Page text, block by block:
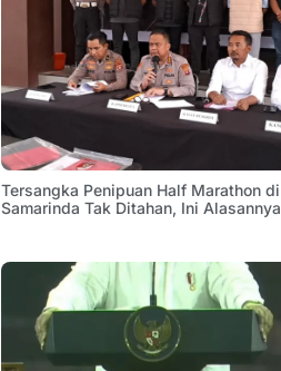
Tersangka Penipuan Half Marathon di
Samarinda Tak Ditahan, Ini Alasannya